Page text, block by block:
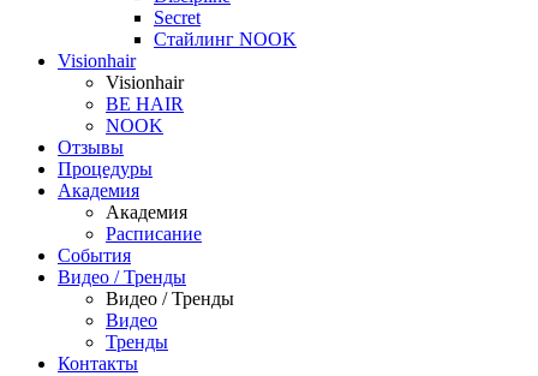
Secret
Стайлинг NOOK
Visionhair
Visionhair
BE HAIR
NOOK
Отзывы
Процедуры
Академия
Академия
Расписание
События
Видео / Тренды
Видео / Тренды
Видео
Тренды
Контакты